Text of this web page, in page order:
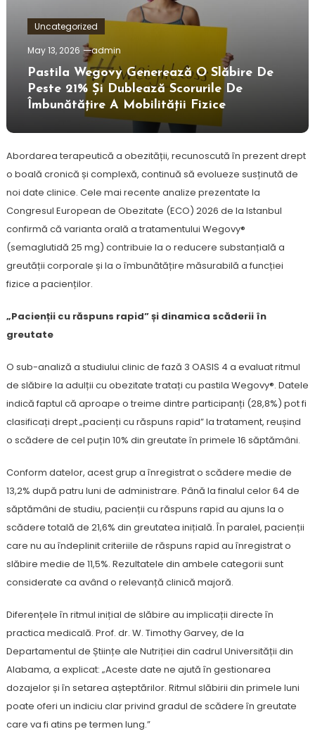
Uncategorized
May 13, 2026
admin
Pastila Wegovy Generează O Slăbire De
Peste 21% Și Dublează Scorurile De
Îmbunătățire A Mobilității Fizice
Abordarea terapeutică a obezității, recunoscută în prezent drept
o boală cronică și complexă, continuă să evolueze susținută de
noi date clinice. Cele mai recente analize prezentate la
Congresul European de Obezitate (ECO) 2026 de la Istanbul
confirmă că varianta orală a tratamentului Wegovy®
(semaglutidă 25 mg) contribuie la o reducere substanțială a
greutății corporale și la o îmbunătățire măsurabilă a funcției
fizice a pacienților.
„Pacienții cu răspuns rapid” și dinamica scăderii în
greutate
O sub-analiză a studiului clinic de fază 3 OASIS 4 a evaluat ritmul
de slăbire la adulții cu obezitate tratați cu pastila Wegovy®. Datele
indică faptul că aproape o treime dintre participanți (28,8%) pot fi
clasificați drept „pacienți cu răspuns rapid” la tratament, reușind
o scădere de cel puțin 10% din greutate în primele 16 săptămâni.
Conform datelor, acest grup a înregistrat o scădere medie de
13,2% după patru luni de administrare. Până la finalul celor 64 de
săptămâni de studiu, pacienții cu răspuns rapid au ajuns la o
scădere totală de 21,6% din greutatea inițială. În paralel, pacienții
care nu au îndeplinit criteriile de răspuns rapid au înregistrat o
slăbire medie de 11,5%. Rezultatele din ambele categorii sunt
considerate ca având o relevanță clinică majoră.
Diferențele în ritmul inițial de slăbire au implicații directe în
practica medicală. Prof. dr. W. Timothy Garvey, de la
Departamentul de Științe ale Nutriției din cadrul Universității din
Alabama, a explicat: „Aceste date ne ajută în gestionarea
dozajelor și în setarea așteptărilor. Ritmul slăbirii din primele luni
poate oferi un indiciu clar privind gradul de scădere în greutate
care va fi atins pe termen lung.”